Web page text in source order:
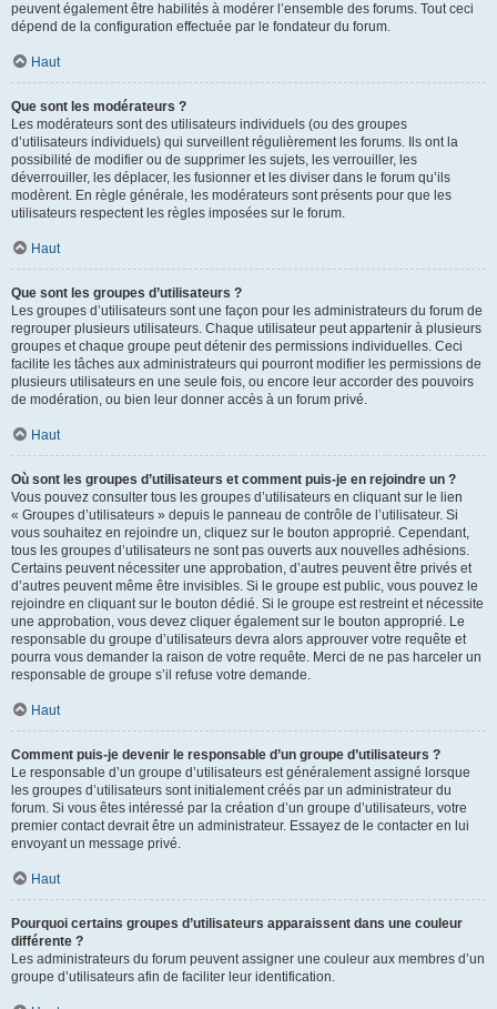
peuvent également être habilités à modérer l’ensemble des forums. Tout ceci
dépend de la configuration effectuée par le fondateur du forum.
Haut
Que sont les modérateurs ?
Les modérateurs sont des utilisateurs individuels (ou des groupes
d’utilisateurs individuels) qui surveillent régulièrement les forums. Ils ont la
possibilité de modifier ou de supprimer les sujets, les verrouiller, les
déverrouiller, les déplacer, les fusionner et les diviser dans le forum qu’ils
modèrent. En règle générale, les modérateurs sont présents pour que les
utilisateurs respectent les règles imposées sur le forum.
Haut
Que sont les groupes d’utilisateurs ?
Les groupes d’utilisateurs sont une façon pour les administrateurs du forum de
regrouper plusieurs utilisateurs. Chaque utilisateur peut appartenir à plusieurs
groupes et chaque groupe peut détenir des permissions individuelles. Ceci
facilite les tâches aux administrateurs qui pourront modifier les permissions de
plusieurs utilisateurs en une seule fois, ou encore leur accorder des pouvoirs
de modération, ou bien leur donner accès à un forum privé.
Haut
Où sont les groupes d’utilisateurs et comment puis-je en rejoindre un ?
Vous pouvez consulter tous les groupes d’utilisateurs en cliquant sur le lien
« Groupes d’utilisateurs » depuis le panneau de contrôle de l’utilisateur. Si
vous souhaitez en rejoindre un, cliquez sur le bouton approprié. Cependant,
tous les groupes d’utilisateurs ne sont pas ouverts aux nouvelles adhésions.
Certains peuvent nécessiter une approbation, d’autres peuvent être privés et
d’autres peuvent même être invisibles. Si le groupe est public, vous pouvez le
rejoindre en cliquant sur le bouton dédié. Si le groupe est restreint et nécessite
une approbation, vous devez cliquer également sur le bouton approprié. Le
responsable du groupe d’utilisateurs devra alors approuver votre requête et
pourra vous demander la raison de votre requête. Merci de ne pas harceler un
responsable de groupe s’il refuse votre demande.
Haut
Comment puis-je devenir le responsable d’un groupe d’utilisateurs ?
Le responsable d’un groupe d’utilisateurs est généralement assigné lorsque
les groupes d’utilisateurs sont initialement créés par un administrateur du
forum. Si vous êtes intéressé par la création d’un groupe d’utilisateurs, votre
premier contact devrait être un administrateur. Essayez de le contacter en lui
envoyant un message privé.
Haut
Pourquoi certains groupes d’utilisateurs apparaissent dans une couleur
différente ?
Les administrateurs du forum peuvent assigner une couleur aux membres d’un
groupe d’utilisateurs afin de faciliter leur identification.